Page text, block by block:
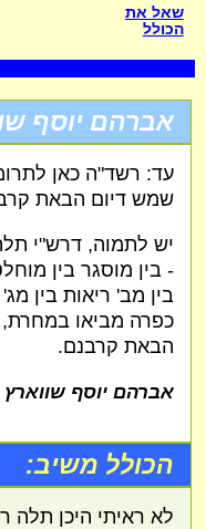
שאל את
הכולל
אברהם יוסף
עד: רשד"ה כאן
שמש דיום הבאת
יש לתמוה, דרש"י
- בין מוסגר בין
בין מב' ריאות בין
כפרה מביאו במחרת,
הבאת קרבנם.
אברהם יוסף שווארץ
הכולל משיב:
לא ראיתי היכן תלה